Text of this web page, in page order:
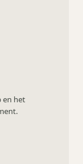
en het